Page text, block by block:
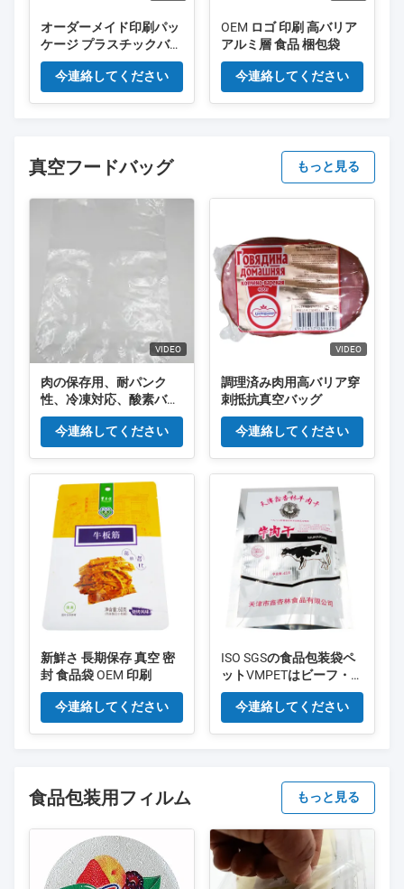
オーダーメイド印刷パッ
ケージ プラスチックバッ
グ ビスケットパッケージ
ロゴ付き 食品パッケージ
ジップロックポック
今連絡してください
OEM ロゴ 印刷 高バリア
アルミ層 食品 梱包袋
今連絡してください
真空フードバッグ もっと見る
VIDEO
肉の保存用、耐パンク
性、冷凍対応、酸素バリ
ア、高バリア性パウチ
今連絡してください
VIDEO
調理済み肉用高バリア穿
刺抵抗真空バッグ
今連絡してください
新鮮さ 長期保存 真空 密
封 食品袋 OEM 印刷
今連絡してください
ISO SGSの食品包装袋ペ
ットVMPETはビーフ・ジ
ャーキーの包装袋を
今連絡してください
食品包装用フィルム もっと見る